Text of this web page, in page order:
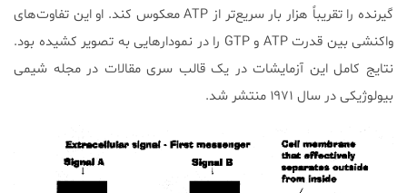
گیرنده را تقریباً هزار بار سریع‌تر از ATP معکوس کند. او این تفاوت‌های
واکنشی بین قدرت ATP و GTP را در نمودارهایی به تصویر کشیده بود.
نتایج کامل این آزمایشات در یک قالب سری مقالات در مجله شیمی
بیولوژیکی در سال ۱۹۷۱ منتشر شد.